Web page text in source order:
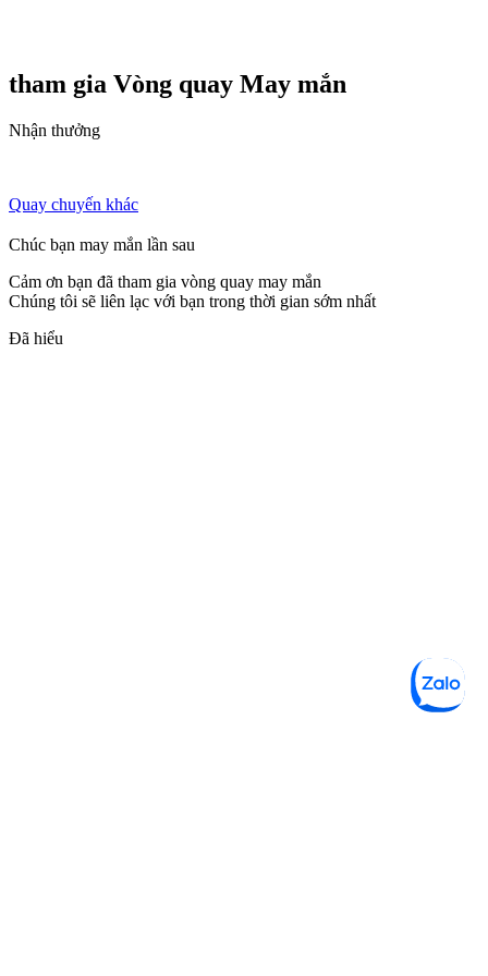
tham gia Vòng quay May mắn
Nhận thưởng
Quay chuyến khác
Chúc bạn may mắn lần sau
Cảm ơn bạn đã tham gia vòng quay may mắn
Chúng tôi sẽ liên lạc với bạn trong thời gian sớm nhất
Đã hiểu